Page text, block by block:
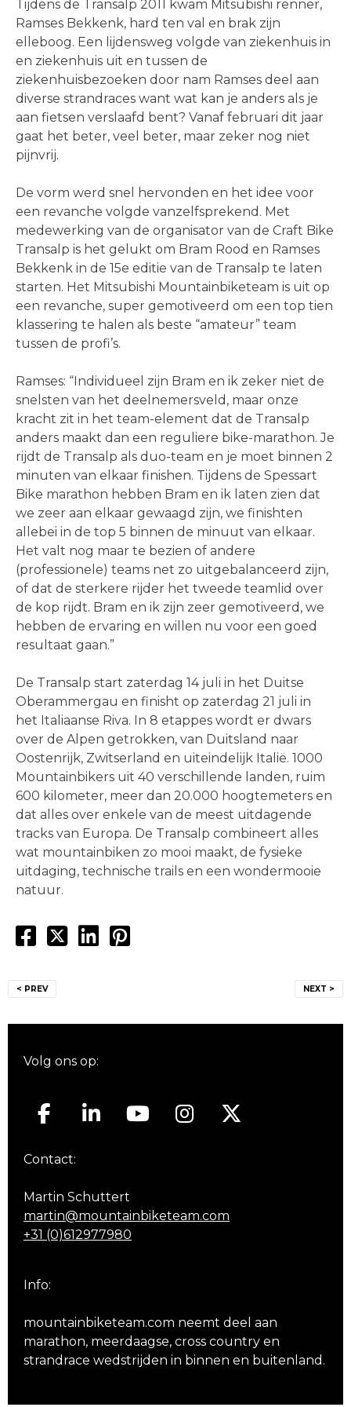
Tijdens de Transalp 2011 kwam Mitsubishi renner,
Ramses Bekkenk, hard ten val en brak zijn
elleboog. Een lijdensweg volgde van ziekenhuis in
en ziekenhuis uit en tussen de
ziekenhuisbezoeken door nam Ramses deel aan
diverse strandraces want wat kan je anders als je
aan fietsen verslaafd bent? Vanaf februari dit jaar
gaat het beter, veel beter, maar zeker nog niet
pijnvrij.
De vorm werd snel hervonden en het idee voor
een revanche volgde vanzelfsprekend. Met
medewerking van de organisator van de Craft Bike
Transalp is het gelukt om Bram Rood en Ramses
Bekkenk in de 15e editie van de Transalp te laten
starten. Het Mitsubishi Mountainbiketeam is uit op
een revanche, super gemotiveerd om een top tien
klassering te halen als beste “amateur” team
tussen de profi’s.
Ramses: “Individueel zijn Bram en ik zeker niet de
snelsten van het deelnemersveld, maar onze
kracht zit in het team-element dat de Transalp
anders maakt dan een reguliere bike-marathon. Je
rijdt de Transalp als duo-team en je moet binnen 2
minuten van elkaar finishen. Tijdens de Spessart
Bike marathon hebben Bram en ik laten zien dat
we zeer aan elkaar gewaagd zijn, we finishten
allebei in de top 5 binnen de minuut van elkaar.
Het valt nog maar te bezien of andere
(professionele) teams net zo uitgebalanceerd zijn,
of dat de sterkere rijder het tweede teamlid over
de kop rijdt. Bram en ik zijn zeer gemotiveerd, we
hebben de ervaring en willen nu voor een goed
resultaat gaan.”
De Transalp start zaterdag 14 juli in het Duitse
Oberammergau en finisht op zaterdag 21 juli in
het Italiaanse Riva. In 8 etappes wordt er dwars
over de Alpen getrokken, van Duitsland naar
Oostenrijk, Zwitserland en uiteindelijk Italië. 1000
Mountainbikers uit 40 verschillende landen, ruim
600 kilometer, meer dan 20.000 hoogtemeters en
dat alles over enkele van de meest uitdagende
tracks van Europa. De Transalp combineert alles
wat mountainbiken zo mooi maakt, de fysieke
uitdaging, technische trails en een wondermooie
natuur.
navigatie
< PREV NEXT >
Volg ons op:
Contact:
Martin Schuttert
martin@mountainbiketeam.com
+31 (0)612977980
Info:
mountainbiketeam.com neemt deel aan
marathon, meerdaagse, cross country en
strandrace wedstrijden in binnen en buitenland.